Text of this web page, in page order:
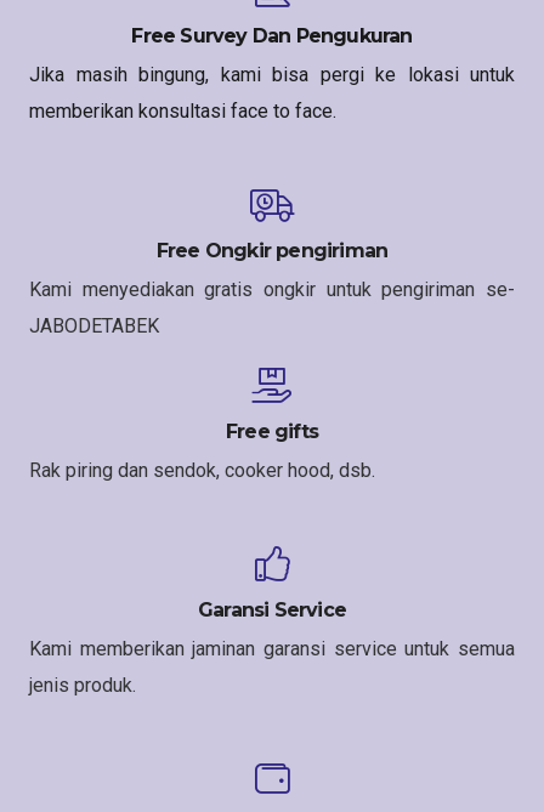
Free Survey Dan Pengukuran
Jika masih bingung, kami bisa pergi ke lokasi untuk
memberikan konsultasi face to face.
Free Ongkir pengiriman
Kami menyediakan gratis ongkir untuk pengiriman se-
JABODETABEK
Free gifts
Rak piring dan sendok, cooker hood, dsb.
Garansi Service
Kami memberikan jaminan garansi service untuk semua
jenis produk.